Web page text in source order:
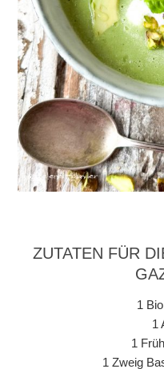
ZUTATEN FÜR
1
1
1
1 Zweig